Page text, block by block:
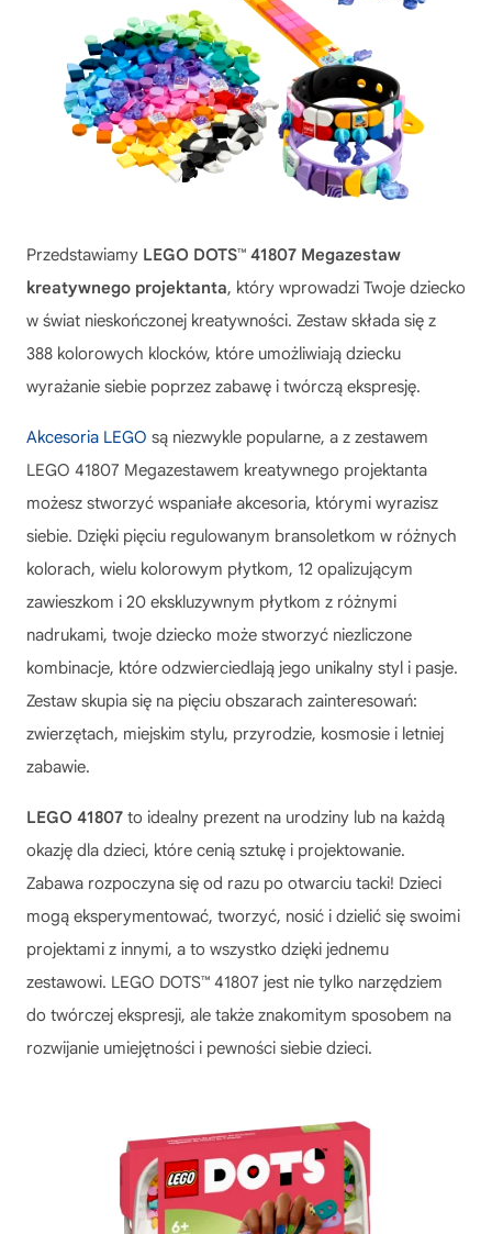
Przedstawiamy LEGO DOTS™ 41807 Megazestaw
kreatywnego projektanta, który wprowadzi Twoje dziecko
w świat nieskończonej kreatywności. Zestaw składa się z
388 kolorowych klocków, które umożliwiają dziecku
wyrażanie siebie poprzez zabawę i twórczą ekspresję.
Akcesoria LEGO są niezwykle popularne, a z zestawem
LEGO 41807 Megazestawem kreatywnego projektanta
możesz stworzyć wspaniałe akcesoria, którymi wyrazisz
siebie. Dzięki pięciu regulowanym bransoletkom w różnych
kolorach, wielu kolorowym płytkom, 12 opalizującym
zawieszkom i 20 ekskluzywnym płytkom z różnymi
nadrukami, twoje dziecko może stworzyć niezliczone
kombinacje, które odzwierciedlają jego unikalny styl i pasje.
Zestaw skupia się na pięciu obszarach zainteresowań:
zwierzętach, miejskim stylu, przyrodzie, kosmosie i letniej
zabawie.
LEGO 41807 to idealny prezent na urodziny lub na każdą
okazję dla dzieci, które cenią sztukę i projektowanie.
Zabawa rozpoczyna się od razu po otwarciu tacki! Dzieci
mogą eksperymentować, tworzyć, nosić i dzielić się swoimi
projektami z innymi, a to wszystko dzięki jednemu
zestawowi. LEGO DOTS™ 41807 jest nie tylko narzędziem
do twórczej ekspresji, ale także znakomitym sposobem na
rozwijanie umiejętności i pewności siebie dzieci.